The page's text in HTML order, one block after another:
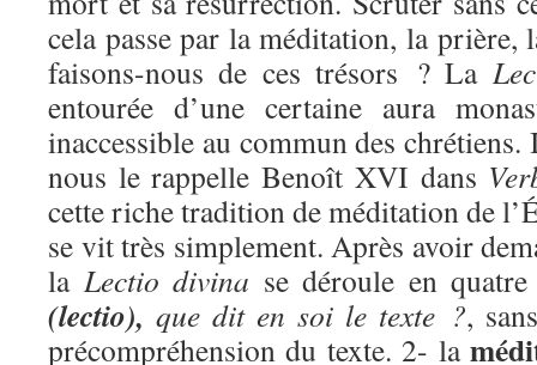
cela passe par la méditation, la prière,
faisons-nous de ces trésors ? La
entourée d’une certaine aura
inaccessible au commun des
nous le rappelle Benoît XVI dans
cette riche tradition de méditation de
se vit très simplement. Après avoir
la Lectio divina se déroule en
(lectio), que dit en soi le texte ?,
précompréhension du texte. 2- la